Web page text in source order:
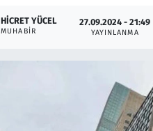
HICRET YÜCEL
MUHABIR
27.09.2024 - 21:49
YAYINLANMA